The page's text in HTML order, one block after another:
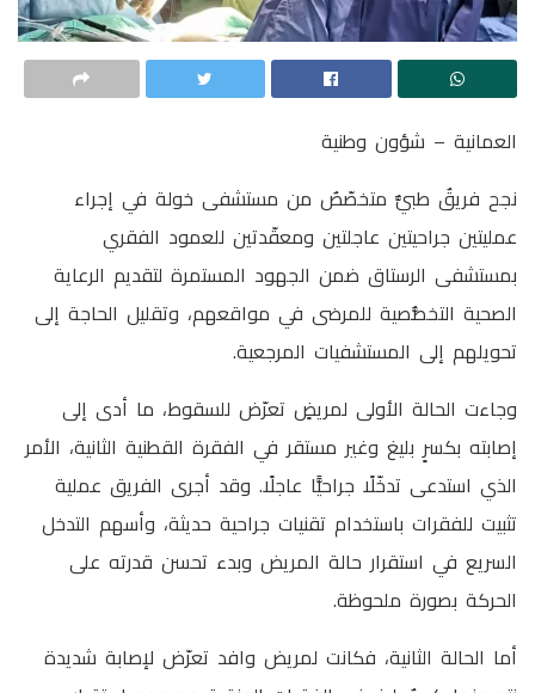
العمانية – شؤون وطنية
نجح فريقٌ طبيٌّ متخصّصٌ من مستشفى خولة في إجراء
عمليتين جراحيتين عاجلتين ومعقّدتين للعمود الفقري
بمستشفى الرستاق ضمن الجهود المستمرة لتقديم الرعاية
الصحية التخصُّصية للمرضى في مواقعهم، وتقليل الحاجة إلى
تحويلهم إلى المستشفيات المرجعية.
وجاءت الحالة الأولى لمريضٍ تعرّض للسقوط، ما أدى إلى
إصابته بكسرٍ بليغ وغير مستقر في الفقرة القطنية الثانية، الأمر
الذي استدعى تدخّلًا جراحيًّا عاجلًا. وقد أجرى الفريق عملية
تثبيت للفقرات باستخدام تقنيات جراحية حديثة، وأسهم التدخل
السريع في استقرار حالة المريض وبدء تحسن قدرته على
الحركة بصورة ملحوظة.
أما الحالة الثانية، فكانت لمريض وافد تعرّض لإصابة شديدة